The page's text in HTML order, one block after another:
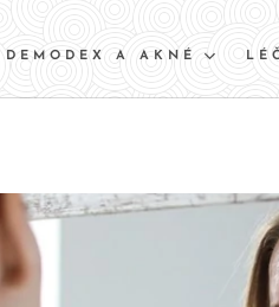
DEMODEX A AKNÉ